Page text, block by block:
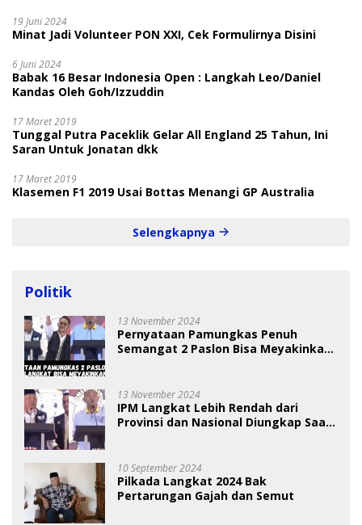
19 Juni 2024
Minat Jadi Volunteer PON XXI, Cek Formulirnya Disini
6 Juni 2024
Babak 16 Besar Indonesia Open : Langkah Leo/Daniel
Kandas Oleh Goh/Izzuddin
17 Maret 2019
Tunggal Putra Paceklik Gelar All England 25 Tahun, Ini
Saran Untuk Jonatan dkk
17 Maret 2019
Klasemen F1 2019 Usai Bottas Menangi GP Australia
Selengkapnya
Politik
13 November 2024
Pernyataan Pamungkas Penuh
Semangat 2 Paslon Bisa Meyakinkan
13 November 2024
IPM Langkat Lebih Rendah dari
Provinsi dan Nasional Diungkap Saat
10 September 2024
Pilkada Langkat 2024 Bak
Pertarungan Gajah dan Semut